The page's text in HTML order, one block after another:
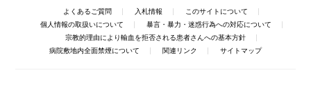
よくあるご質問 入札情報
このサイトについて
個人情報の取扱いについて
暴言・暴力・迷惑行為への対応について
宗教的理由により輸血を拒否される患者さんへの基本方針
病院敷地内全面禁煙について
関連リンク サイトマップ